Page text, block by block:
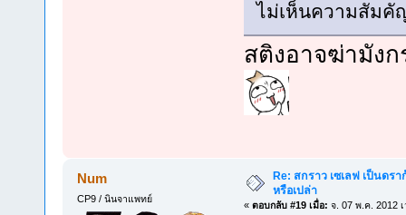
ไม่เห็นความสัมคั
สติงอาจฆ่ามัง
Num
CP9 / นินจาแพทย์
Re: สกราว เซเลฟ เป็นดร
หรือเปล่า
« ตอบกลับ #19 เมื่อ: จ. 07 พ.ค. 2012